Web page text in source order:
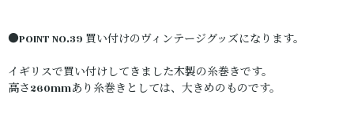
●POINT NO.39 買い付けのヴィンテージグッズになります。
イギリスで買い付けしてきました木製の糸巻きです。
高さ260mmあり糸巻きとしては、大きめのものです。